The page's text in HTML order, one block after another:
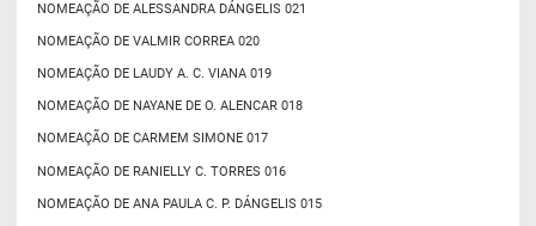
NOMEAÇÃO DE ALESSANDRA DÁNGELIS 021
NOMEAÇÃO DE VALMIR CORREA 020
NOMEAÇÃO DE LAUDY A. C. VIANA 019
NOMEAÇÃO DE NAYANE DE O. ALENCAR 018
NOMEAÇÃO DE CARMEM SIMONE 017
NOMEAÇÃO DE RANIELLY C. TORRES 016
NOMEAÇÃO DE ANA PAULA C. P. DÁNGELIS 015